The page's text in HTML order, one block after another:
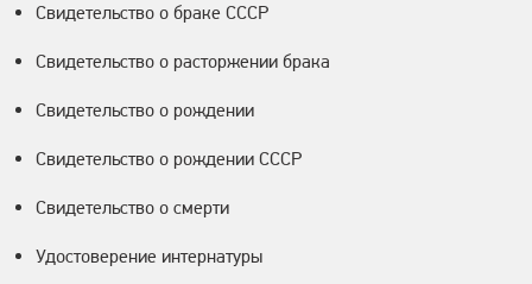
Свидетельство о браке СССР
Свидетельство о расторжении брака
Свидетельство о рождении
Свидетельство о рождении СССР
Свидетельство о смерти
Удостоверение интернатуры